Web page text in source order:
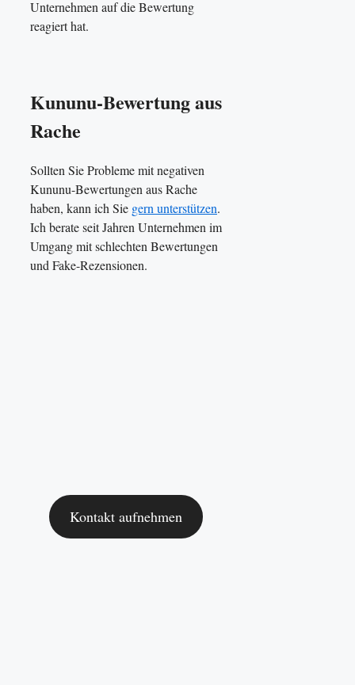
Unternehmen auf die Bewertung
reagiert hat.
Kununu-Bewertung aus
Rache
Sollten Sie Probleme mit negativen
Kununu-Bewertungen aus Rache
haben, kann ich Sie gern unterstützen.
Ich berate seit Jahren Unternehmen im
Umgang mit schlechten Bewertungen
und Fake-Rezensionen.
Kontakt aufnehmen